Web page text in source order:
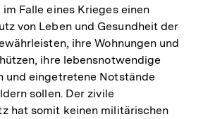
Falle eines Krieges einen
von Leben und Gesundheit der
ihre Wohnungen und
ihre lebensnotwendige
und eingetretene Notstände
sollen. Der zivile
hat somit keinen militärischen